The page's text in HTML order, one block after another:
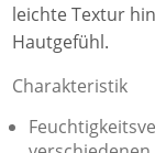
leichte Textur
Hautgefühl.
Charakteristik